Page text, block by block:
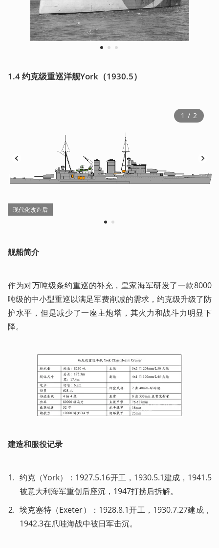
1 2 3
1.4 约克级重巡洋舰York（1930.5）
现代化改造后
1 2
1 / 2
舰船简介
作为对万吨级条约重巡的补充，皇家海军研发了一款8000
吨级的中小型重巡以满足军费削减的需求，约克级升级了防
护水平，但是减少了一座主炮塔，其火力和战斗力明显下
降。
建造和服役记录
约克（York）：1927.5.16开工，1930.5.1建成，1941.5
被意大利海军重创后座沉，1947打捞后拆解。
埃克塞特（Exeter）：1928.8.1开工，1930.7.27建成，
1942.3在爪哇海战中被日军击沉。